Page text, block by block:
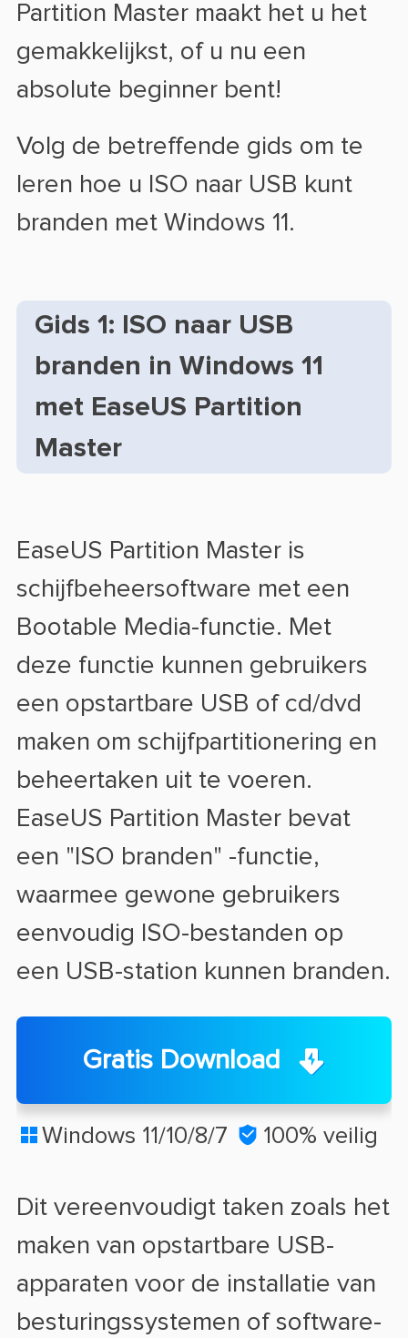
Partition Master maakt het u het
gemakkelijkst, of u nu een
absolute beginner bent!
Volg de betreffende gids om te
leren hoe u ISO naar USB kunt
branden met Windows 11.
Gids 1: ISO naar USB
branden in Windows 11
met EaseUS Partition
Master
EaseUS Partition Master is
schijfbeheersoftware met een
Bootable Media-functie. Met
deze functie kunnen gebruikers
een opstartbare USB of cd/dvd
maken om schijfpartitionering en
beheertaken uit te voeren.
EaseUS Partition Master bevat
een "ISO branden" -functie,
waarmee gewone gebruikers
eenvoudig ISO-bestanden op
een USB-station kunnen branden.
Gratis Download
 Windows 11/10/8/7  100% veilig
Dit vereenvoudigt taken zoals het
maken van opstartbare USB-
apparaten voor de installatie van
besturingssystemen of software-